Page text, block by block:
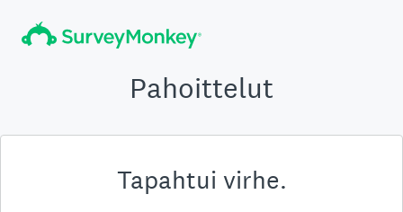
Pahoittelut
Tapahtui virhe.